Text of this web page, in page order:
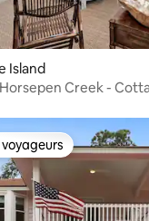
Island
Creek -